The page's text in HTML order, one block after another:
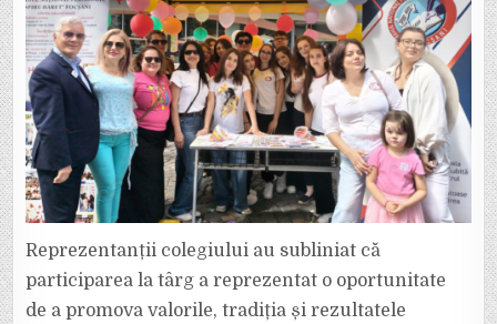
Reprezentanții colegiului au subliniat că
participarea la târg a reprezentat o oportunitate
de a promova valorile, tradiția și rezultatele